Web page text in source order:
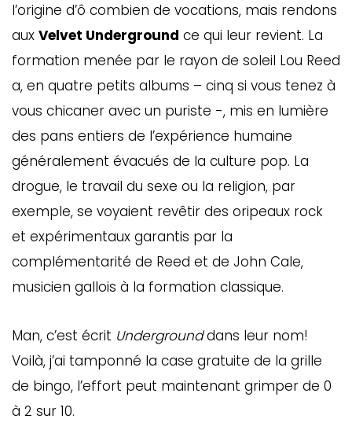
l’origine d’ô combien de vocations, mais rendons
aux Velvet Underground ce qui leur revient. La
formation menée par le rayon de soleil Lou Reed
a, en quatre petits albums – cinq si vous tenez à
vous chicaner avec un puriste -, mis en lumière
des pans entiers de l’expérience humaine
généralement évacués de la culture pop. La
drogue, le travail du sexe ou la religion, par
exemple, se voyaient revêtir des oripeaux rock
et expérimentaux garantis par la
complémentarité de Reed et de John Cale,
musicien gallois à la formation classique.
Man, c’est écrit Undergrounddans leur nom!
Voilà, j’ai tamponné la case gratuite de la grille
de bingo, l’effort peut maintenant grimper de 0
à 2 sur 10.